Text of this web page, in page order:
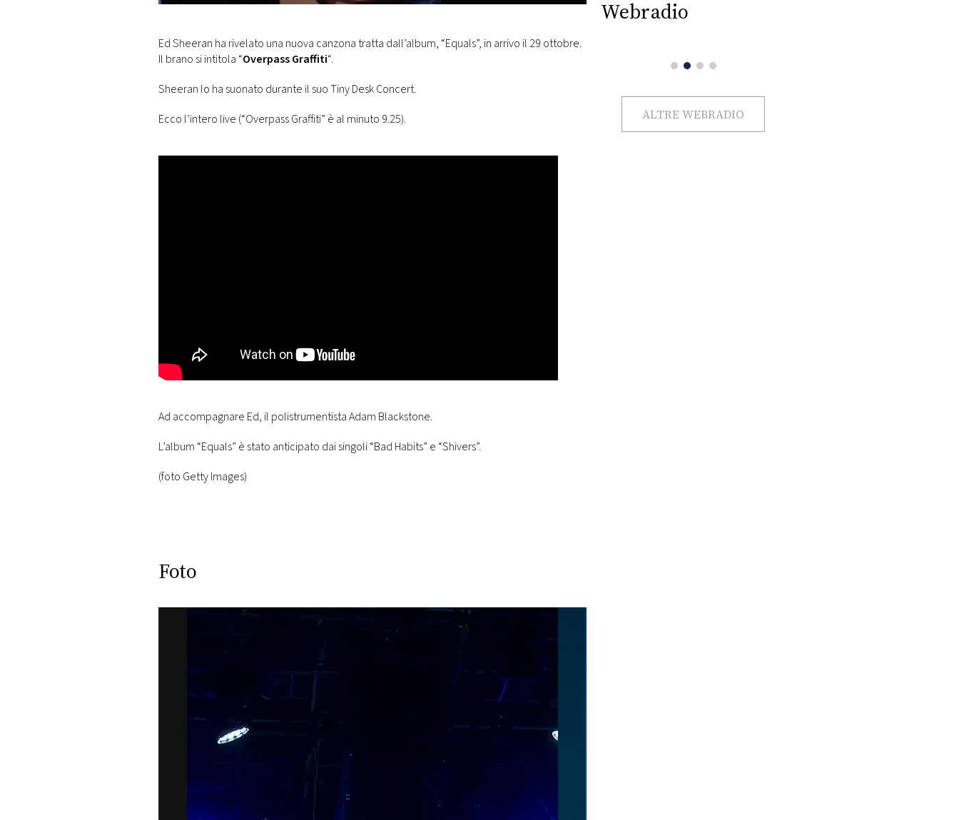
DI
RMC
Ed Sheeran ha rivelato una nuova canzona tratta dall’album, “Equals”, in arrivo il 29 ottobre.
Il brano si intitola “Overpass Graffiti“.
Sheeran lo ha suonato durante il suo Tiny Desk Concert.
Ecco l’intero live (“Overpass Graffiti” è al minuto 9.25).
Ad accompagnare Ed, il polistrumentista Adam Blackstone.
L’album “Equals” è stato anticipato dai singoli “Bad Habits” e “Shivers”.
(foto Getty Images)
Foto
Webradio
ALTRE WEBRADIO